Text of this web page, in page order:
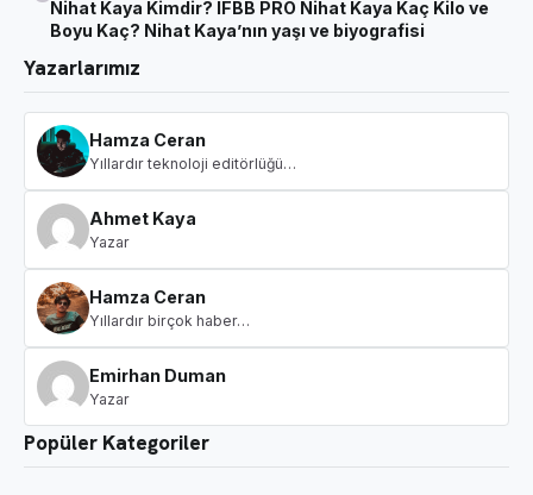
Nihat Kaya Kimdir? IFBB PRO Nihat Kaya Kaç Kilo ve
Boyu Kaç? Nihat Kaya’nın yaşı ve biyografisi
Yazarlarımız
Hamza Ceran
Yıllardır teknoloji editörlüğü…
Ahmet Kaya
Yazar
Hamza Ceran
Yıllardır birçok haber…
Emirhan Duman
Yazar
Popüler Kategoriler